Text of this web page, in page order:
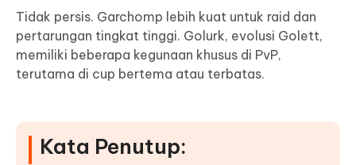
Tidak persis. Garchomp lebih kuat untuk raid dan
pertarungan tingkat tinggi. Golurk, evolusi Golett,
memiliki beberapa kegunaan khusus di PvP,
terutama di cup bertema atau terbatas.
Kata Penutup: